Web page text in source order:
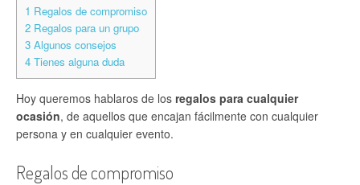
1 Regalos de compromiso
2 Regalos para un grupo
3 Algunos consejos
4 Tienes alguna duda
Hoy queremos hablaros de los regalos para cualquier
ocasión, de aquellos que encajan fácilmente con cualquier
persona y en cualquier evento.
Regalos de compromiso